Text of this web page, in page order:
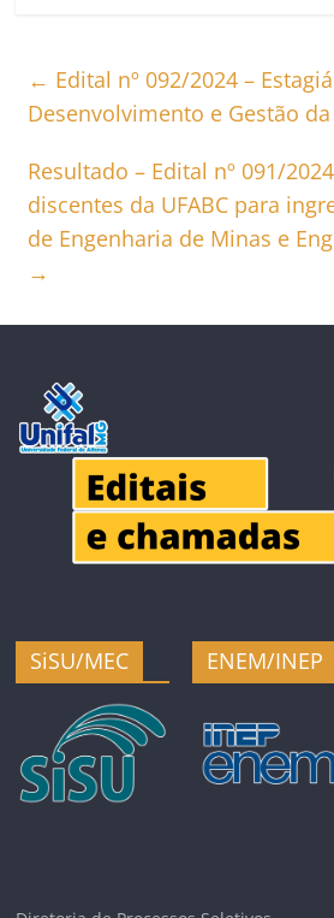
← Edital nº 092/2024 –
Desenvolvimento e Gestão
Resultado – Edital nº 091/
discentes da UFABC para
de Engenharia de Minas e
→
SiSU/MEC ENEM/INEP